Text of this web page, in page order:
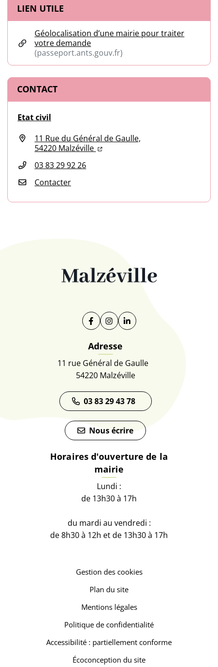
Informations complémentaires
LIEN UTILE
Géolocalisation d’une mairie pour traiter
votre demande
(passeport.ants.gouv.fr)
CONTACT
Etat civil
11 Rue du Général de Gaulle,
54220 Malzéville (ouverture dans un nouvel
(ouverture dans un nouvel
03 83 29 92 26
Contacter
Facebook
(ouverture dans un nouvel onglet)
Instagram
(ouverture dans un nouvel
Linkedin
(ouverture dans un
Adresse
11 rue Général de Gaulle
54220 Malzéville
03 83 29 43 78
Nous écrire
Horaires d'ouverture de la
mairie
Lundi :
de 13h30 à 17h
du mardi au vendredi :
de 8h30 à 12h et de 13h30 à 17h
Gestion des cookies
Plan du site
Mentions légales
Politique de confidentialité
Accessibilité : partiellement conforme
Écoconception du site